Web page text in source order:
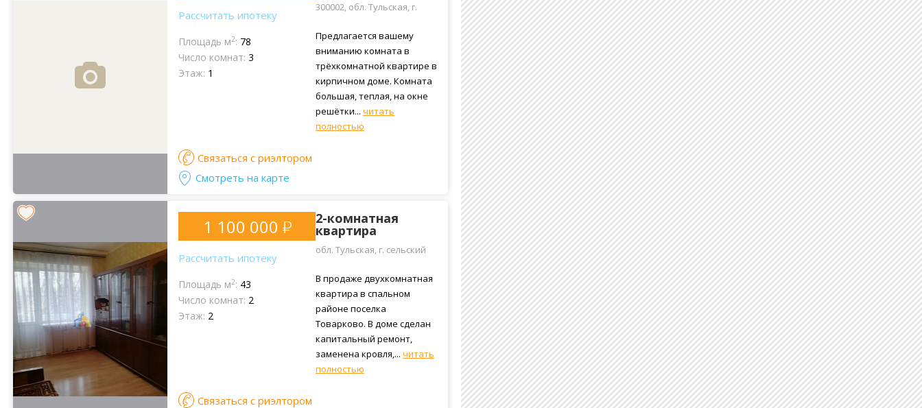
300002, обл. Тульская, г.
17 корпус 3
Предлагается вашему
вниманию комната в
трёхкомнатной квартире в
кирпичном доме. Комната
большая, теплая, на окне
решётки... читать
полностью
Рассчитать ипотеку
Площадь м2: 78
Число комнат: 3
Этаж: 1
Связаться с риэлтором
Смотреть на карте
2-комнатная
квартира
обл. Тульская, г. сельский
Трудовая улица, 83
В продаже двухкомнатная
квартира в спальном
районе поселка
Товарково. В доме сделан
капитальный ремонт,
заменена кровля,... читать
полностью
1 100 000
Рассчитать ипотеку
Площадь м2: 43
Число комнат: 2
Этаж: 2
Связаться с риэлтором